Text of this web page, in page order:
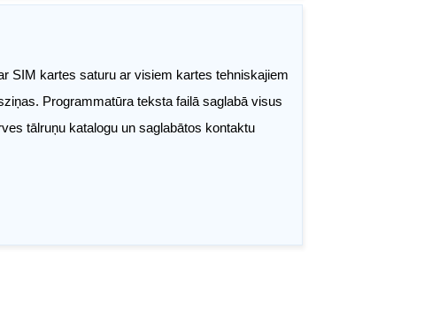
SIM kartes saturu ar visiem kartes tehniskajiem
Programmatūra teksta failā saglabā visus
tālruņu katalogu un saglabātos kontaktu